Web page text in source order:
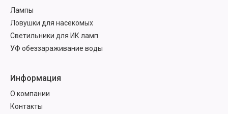
Лампы
Ловушки для насекомых
Светильники для ИК ламп
УФ обеззараживание воды
Информация
О компании
Контакты